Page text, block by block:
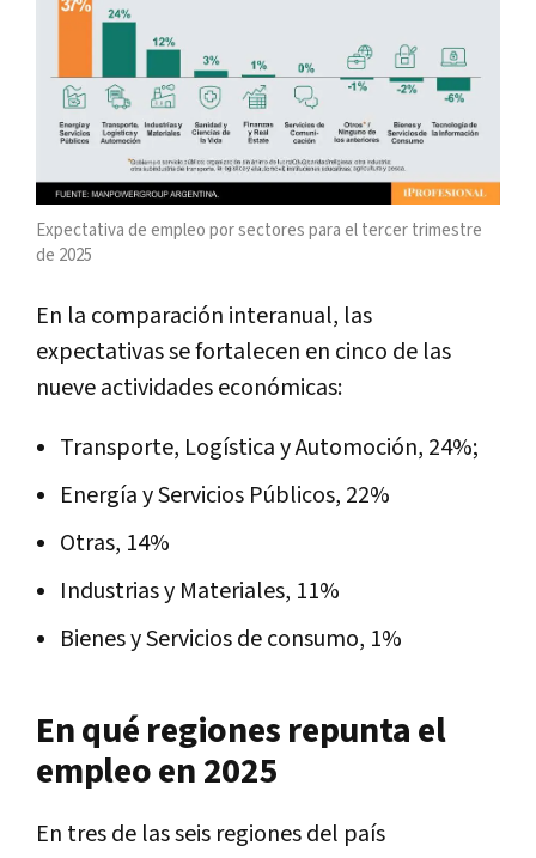
Expectativa de empleo por sectores para el tercer trimestre
de 2025
En la comparación interanual, las
expectativas se fortalecen en cinco de las
nueve actividades económicas:
Transporte, Logística y Automoción, 24%;
Energía y Servicios Públicos, 22%
Otras, 14%
Industrias y Materiales, 11%
Bienes y Servicios de consumo, 1%
En qué regiones repunta el
empleo en 2025
En tres de las seis regiones del país